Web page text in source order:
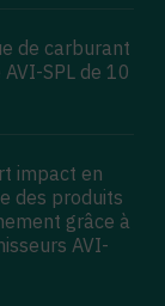
de carburant
SPL de 10
impact en
des produits
grâce à
AVI-